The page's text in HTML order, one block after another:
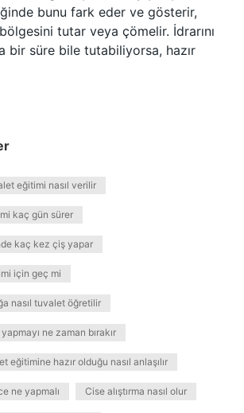
bunu fark eder ve gösterir,
tutar veya çömelir. İdrarını
bir süre bile tutabiliyorsa, hazır
eğitimi nasıl verilir
kaç gün sürer
kaç kez çiş yapar
için geç mi
nasıl tuvalet öğretilir
ne zaman bırakır
eğitimine hazır olduğu nasıl anlaşılır
ne yapmalı Cise alıştırma nasıl olur